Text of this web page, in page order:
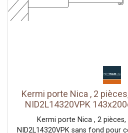
PPP 53005
Kermi porte Nica , 2
NID2L14320VPK
verre de sécurité trempé
zone de
Kermi porte Nica , 2
NID2L14320VPK sans fond pour